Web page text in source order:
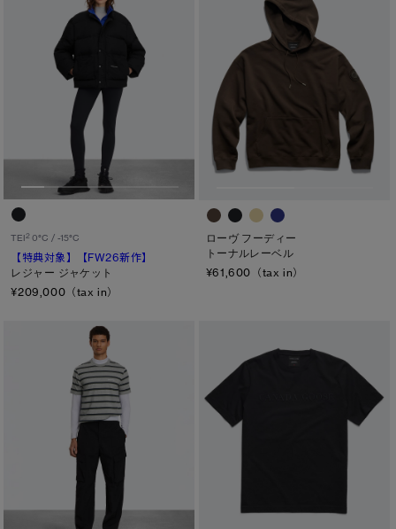
TEI2 0°C / -15°C
【特典対象】
【FW26新作】
レジャー ジャケット
¥209,000（tax in）
ローヴ フーディー
トーナルレーベル
¥61,600（tax in）